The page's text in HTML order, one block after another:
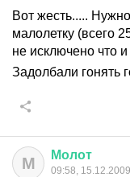
Вот жесть.....
малолетку (всего
не исключено что
Задолбали гонять
М Молот
09:58, 15.12.2009